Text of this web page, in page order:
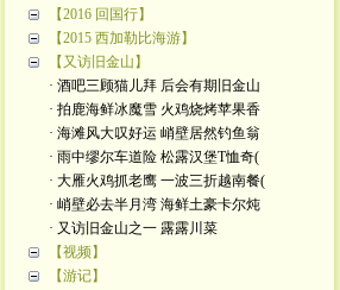
【2016 回国行】
【2015 西加勒比海游】
【又访旧金山】
· 酒吧三顾猫儿拜 后会有期旧金山
· 拍鹿海鲜冰魔雪 火鸡烧烤苹果香
· 海滩风大叹好运 峭壁居然钓鱼翁
· 雨中缪尔车道险 松露汉堡T恤奇(
· 大雁火鸡抓老鹰 一波三折越南餐(
· 峭壁必去半月湾 海鲜土豪卡尔炖
· 又访旧金山之一 露露川菜
【视频】
【游记】